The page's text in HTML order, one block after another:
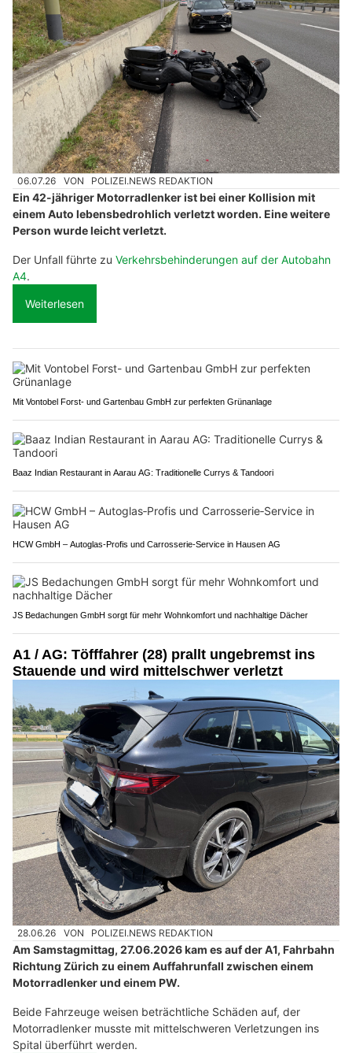
06.07.26 VON POLIZEI.NEWS REDAKTION
Ein 42-jähriger Motorradlenker ist bei einer Kollision mit
einem Auto lebensbedrohlich verletzt worden. Eine weitere
Person wurde leicht verletzt.
Der Unfall führte zu Verkehrsbehinderungen auf der Autobahn
A4.
Weiterlesen
Mit Vontobel Forst- und Gartenbau GmbH zur perfekten Grünanlage
Baaz Indian Restaurant in Aarau AG: Traditionelle Currys & Tandoori
HCW GmbH – Autoglas‑Profis und Carrosserie‑Service in Hausen AG
JS Bedachungen GmbH sorgt für mehr Wohnkomfort und nachhaltige Dächer
A1 / AG: Töfffahrer (28) prallt ungebremst ins
Stauende und wird mittelschwer verletzt
28.06.26 VON POLIZEI.NEWS REDAKTION
Am Samstagmittag, 27.06.2026 kam es auf der A1, Fahrbahn
Richtung Zürich zu einem Auffahrunfall zwischen einem
Motorradlenker und einem PW.
Beide Fahrzeuge weisen beträchtliche Schäden auf, der
Motorradlenker musste mit mittelschweren Verletzungen ins
Spital überführt werden.